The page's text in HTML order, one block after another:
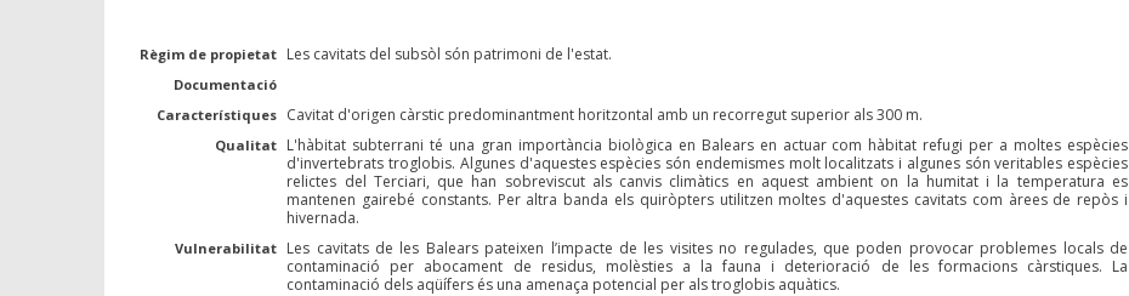
Règim de propietat Les cavitats del subsòl són patrimoni de l'estat.
Documentació
Característiques Cavitat d'origen càrstic predominantment horitzontal amb un recorregut superior als 300 m.
Qualitat L'hàbitat subterrani té una gran importància biològica en Balears en actuar com hàbitat refugi per a moltes espècies
d'invertebrats troglobis. Algunes d'aquestes espècies són endemismes molt localitzats i algunes són veritables espècies
relictes del Terciari, que han sobreviscut als canvis climàtics en aquest ambient on la humitat i la temperatura es
mantenen gairebé constants. Per altra banda els quiròpters utilitzen moltes d'aquestes cavitats com àrees de repòs i
hivernada.
Vulnerabilitat Les cavitats de les Balears pateixen l’impacte de les visites no regulades, que poden provocar problemes locals de
contaminació per abocament de residus, molèsties a la fauna i deterioració de les formacions càrstiques. La
contaminació dels aqüífers és una amenaça potencial per als troglobis aquàtics.